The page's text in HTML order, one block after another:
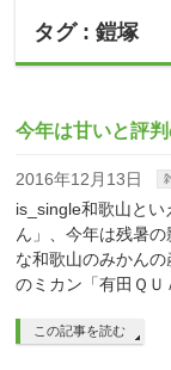
タグ : 鎧塚
今年は甘いと評
2016年12月13日
is_single和歌山と
ん」、今年は残暑
な和歌山のみかん
のミカン「有田ＱＵ
この記事を読む